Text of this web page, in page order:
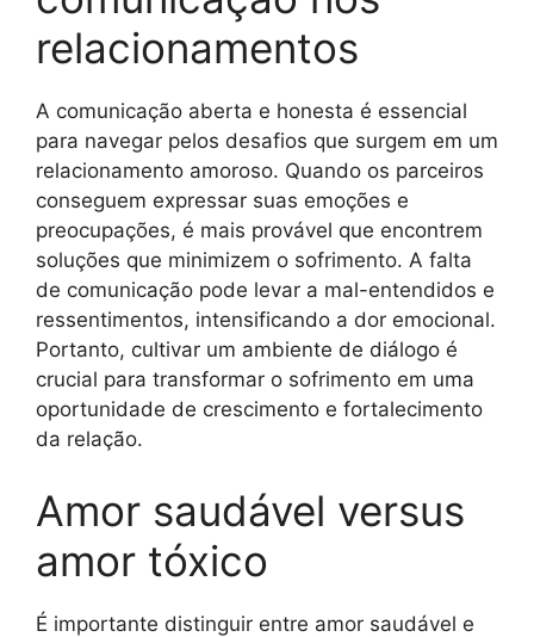
relacionamentos
A comunicação aberta e honesta é essencial
para navegar pelos desafios que surgem em um
relacionamento amoroso. Quando os parceiros
conseguem expressar suas emoções e
preocupações, é mais provável que encontrem
soluções que minimizem o sofrimento. A falta
de comunicação pode levar a mal-entendidos e
ressentimentos, intensificando a dor emocional.
Portanto, cultivar um ambiente de diálogo é
crucial para transformar o sofrimento em uma
oportunidade de crescimento e fortalecimento
da relação.
Amor saudável versus
amor tóxico
É importante distinguir entre amor saudável e